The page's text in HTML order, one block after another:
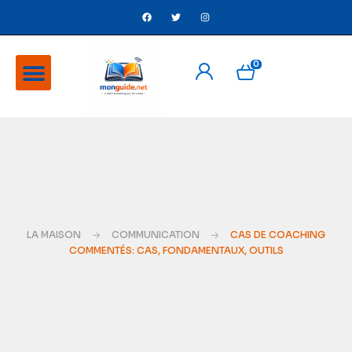
0
LA MAISON COMMUNICATION
CAS DE COACHING
COMMENTÉS: CAS, FONDAMENTAUX, OUTILS